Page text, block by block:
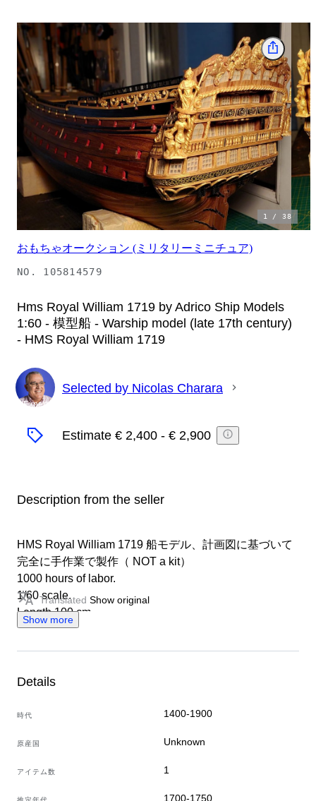
1 /38
おもちゃオークション (ミリタリーミニチュア)
NO. 105814579
Hms Royal William 1719 by Adrico Ship Models
1:60 - 模型船 - Warship model (late 17th century)
- HMS Royal William 1719
Expert
Selected by Nicolas Charara
Estimate € 2,400 - € 2,900
Description from the seller
HMS Royal William 1719 船モデル、計画図に基づいて
完全に手作業で製作（ NOT a kit）
1000 hours of labor.
1/60 scale.
Length 100 cm.
Impeccable condition.
Translated Show original
Show more
Details
時代 1400-1900
原産国 Unknown
アイテム数 1
1700-1750